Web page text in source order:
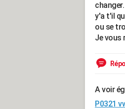
changer.
y'a t'il
ou se
Je vous
A voir
P0321